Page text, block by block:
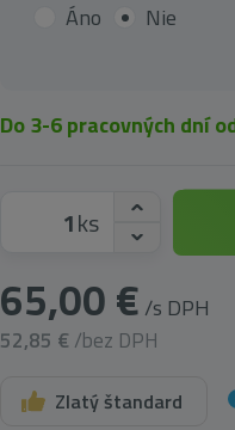
Áno Nie
Do 3-6 pracovných dní
ks
65,00 € /s DPH
52,85 € /bez DPH
Zlatý štandard